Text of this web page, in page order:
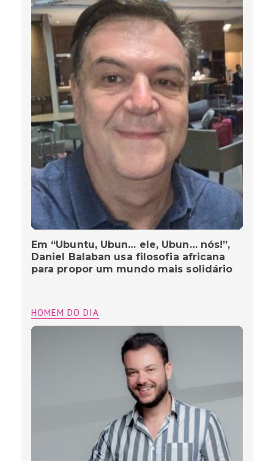
Em “Ubuntu, Ubun… ele, Ubun… nós!”,
Daniel Balaban usa filosofia africana
para propor um mundo mais solidário
HOMEM DO DIA